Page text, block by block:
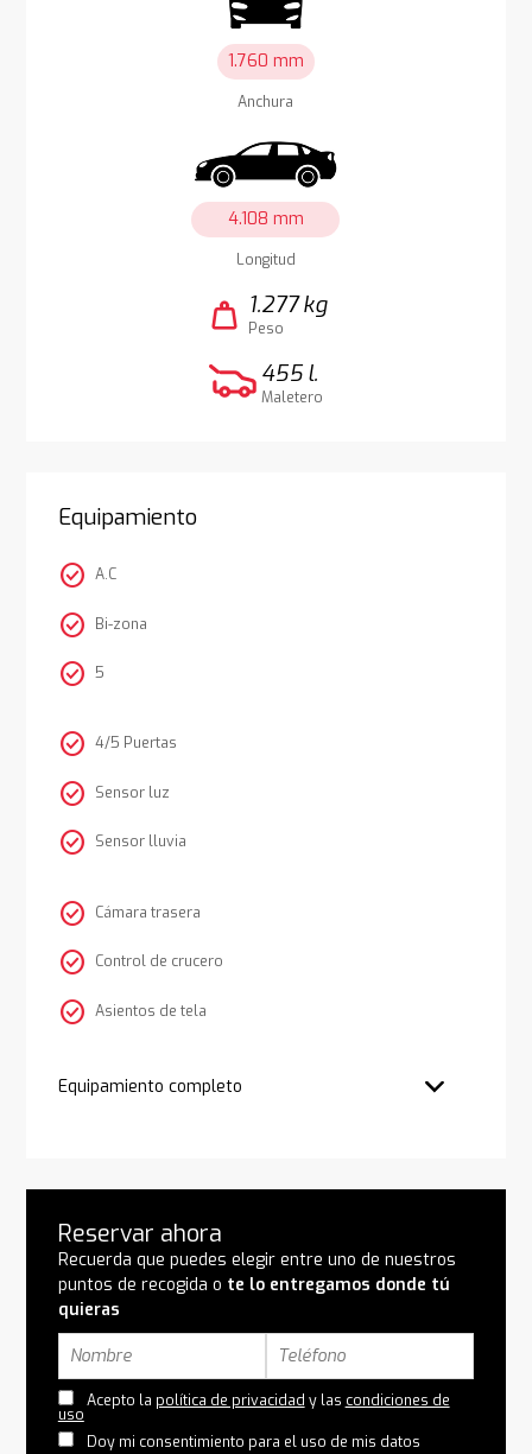
1.760 mm
Anchura
4.108 mm
Longitud
weight 1.277 kg
Peso
455 l.
Maletero
Equipamiento
check_circle A.C
check_circle Bi-zona
check_circle 5
check_circle 4/5 Puertas
check_circle Sensor luz
check_circle Sensor lluvia
check_circle Cámara trasera
check_circle Control de crucero
check_circle Asientos de tela
Equipamiento completo
Reservar ahora
Recuerda que puedes elegir entre uno de nuestros
puntos de recogida o te lo entregamos donde tú
quieras
Acepto la política de privacidad y las condiciones de
uso
Doy mi consentimiento para el uso de mis datos